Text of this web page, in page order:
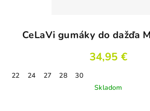
CeLaVi gumáky do dažďa
34,95 €
22 24 27 28
30
Skladom